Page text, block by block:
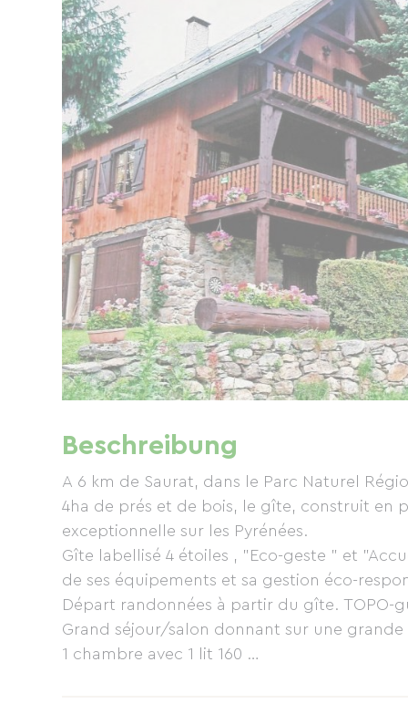
Beschreibung
A 6 km de Saurat, dans le Parc Naturel
4ha de prés et de bois, le gîte, construit en pierre, bois et ardoises est exposé sud avec vue
exceptionnelle sur les Pyrénées.
Gîte labellisé 4 étoiles , "Eco-geste " et "Accueil Parc" pour la qualité de son environnement,
de ses équipements et sa gestion éco-
Départ randonnées à partir du gîte. TOPO-
Grand séjour/salon donnant sur une grande
1 chambre avec 1 lit 160